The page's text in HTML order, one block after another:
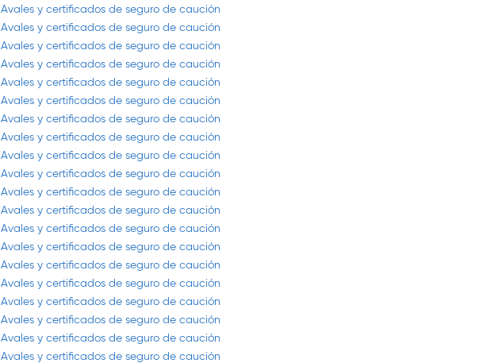
Avales y certificados de seguro de caución
Avales y certificados de seguro de caución
Avales y certificados de seguro de caución
Avales y certificados de seguro de caución
Avales y certificados de seguro de caución
Avales y certificados de seguro de caución
Avales y certificados de seguro de caución
Avales y certificados de seguro de caución
Avales y certificados de seguro de caución
Avales y certificados de seguro de caución
Avales y certificados de seguro de caución
Avales y certificados de seguro de caución
Avales y certificados de seguro de caución
Avales y certificados de seguro de caución
Avales y certificados de seguro de caución
Avales y certificados de seguro de caución
Avales y certificados de seguro de caución
Avales y certificados de seguro de caución
Avales y certificados de seguro de caución
Avales y certificados de seguro de caución